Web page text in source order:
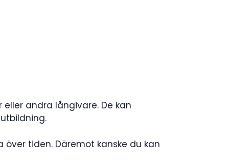
andra långivare. De kan
tiden. Däremot kanske du kan